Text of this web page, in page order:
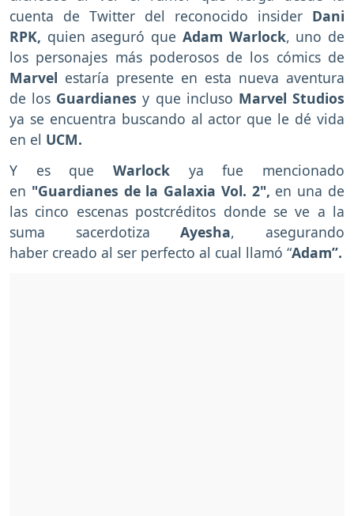
cuenta de Twitter del reconocido insider Dani
RPK, quien aseguró que Adam Warlock, uno de
los personajes más poderosos de los cómics de
Marvel estaría presente en esta nueva aventura
de los Guardianes y que incluso Marvel Studios
ya se encuentra buscando al actor que le dé vida
en el UCM.
Y es que Warlock ya fue mencionado
en "Guardianes de la Galaxia Vol. 2", en una de
las cinco escenas postcréditos donde se ve a la
suma sacerdotizaAyesha, asegurando
haber creado al ser perfecto al cual llamó “Adam”.